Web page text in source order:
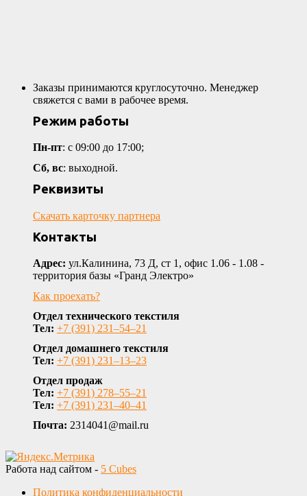
Заказы принимаются круглосуточно. Менеджер
свяжется с вами в рабочее время.
Режим работы
Пн-пт: с 09:00 до 17:00;
Сб, вс: выходной.
Реквизиты
Скачать карточку партнера
Контакты
Адрес: ул.Калинина, 73 Д, ст 1, офис 1.06 - 1.08 -
территория базы «Гранд Электро»
Как проехать?
Отдел технического текстиля
Тел: +7 (391) 231‒54‒21
Отдел домашнего текстиля
Тел: +7 (391) 231‒13‒23
Отдел продаж
Тел: +7 (391) 278‒55‒21
Тел: +7 (391) 231‒40‒41
Почта: 2314041@mail.ru
Работа над сайтом - 5 Cubes
Политика конфиденциальности